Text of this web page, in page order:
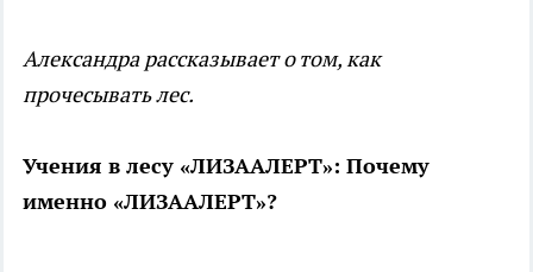
Александра рассказывает о том, как
прочесывать лес.
Учения в лесу «ЛИЗААЛЕРТ»: Почему
именно «ЛИЗААЛЕРТ»?